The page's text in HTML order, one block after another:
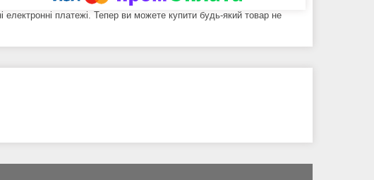
електронні платежі. Тепер ви можете купити будь-який товар не